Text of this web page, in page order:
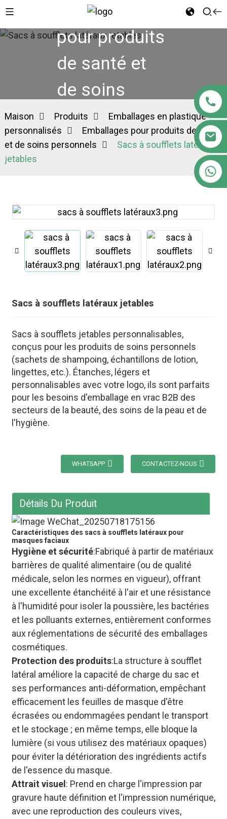
Emballages
pour produits
de santé et
de soins
personnels
Maison Produits
Emballages en plastique
personnalisés
Emballages pour produits de santé
et de soins personnels
Sacs à soufflets latéraux
jetables
Sacs à soufflets latéraux jetables
Sacs à soufflets jetables personnalisables,
conçus pour les produits de soins personnels
(sachets de shampoing, échantillons de lotion,
lingettes, etc.). Étanches, légers et
personnalisables avec votre logo, ils sont parfaits
pour les besoins d'emballage en vrac B2B des
secteurs de la beauté, des soins de la peau et de
l'hygiène.
WHATSAPP CONTACTEZ-NOUS
Détails Du Produit
Caractéristiques des sacs à soufflets latéraux pour
masques faciaux
Hygiène et sécurité:Fabriqué à partir de matériaux
barrières de qualité alimentaire (ou de qualité
médicale, selon les normes en vigueur), offrant
une excellente étanchéité à l'air et une résistance
à l'humidité pour isoler la poussière, les bactéries
et les polluants externes, entièrement conformes
aux réglementations de sécurité des emballages
cosmétiques.
Protection des produits:La structure à soufflet
latéral améliore la capacité de charge du sac et
ses performances anti-déformation, empêchant
efficacement les feuilles de masque d'être
écrasées ou endommagées pendant le transport
et le stockage ; en même temps, elle bloque la
lumière (si vous utilisez des matériaux opaques)
pour éviter la détérioration des ingrédients actifs
de l'essence du masque.
Attrait visuel : Prend en charge l'impression par
gravure haute définition et l'impression numérique,
avec une reproduction des couleurs vives,